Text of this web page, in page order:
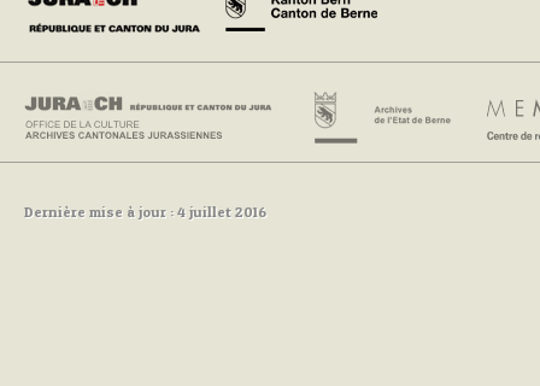
Dernière mise à jour : 4 juillet 2016